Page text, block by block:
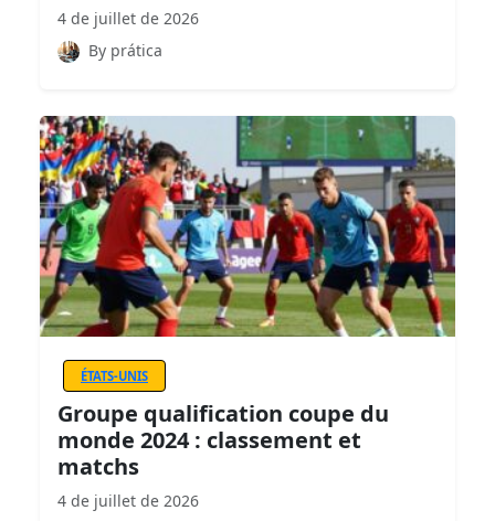
4 de juillet de 2026
By prática
ÉTATS-UNIS
Groupe qualification coupe du
monde 2024 : classement et
matchs
4 de juillet de 2026